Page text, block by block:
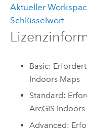
Aktueller
Schlüsselwort
Basic:
Indoors Maps
Standard:
ArcGIS
Advanced: